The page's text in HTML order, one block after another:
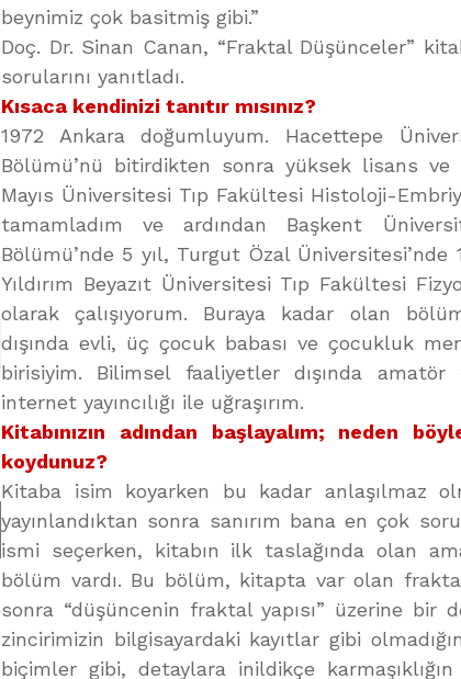
beynimiz çok basitmiş gibi.”
Doç. Dr. Sinan Canan, “Fraktal Düşünceler”
sorularını yanıtladı.
Kısaca kendinizi tanıtır mısınız?
1972 Ankara doğumluyum. Hacettepe
Bölümü’nü bitirdikten sonra yüksek lisans ve
Mayıs Üniversitesi Tıp Fakültesi Histoloji-
tamamladım ve ardından Başkent
Bölümü’nde 5 yıl, Turgut Özal Üniversitesi’nde
Yıldırım Beyazıt Üniversitesi Tıp Fakültesi
olarak çalışıyorum. Buraya kadar olan
dışında evli, üç çocuk babası ve çocukluk
birisiyim. Bilimsel faaliyetler dışında
internet yayıncılığı ile uğraşırım.
Kitabınızın adından başlayalım; neden
koydunuz?
Kitaba isim koyarken bu kadar anlaşılmaz
yayınlandıktan sonra sanırım bana en çok
ismi seçerken, kitabın ilk taslağında olan
bölüm vardı. Bu bölüm, kitapta var olan
sonra “düşüncenin fraktal yapısı” üzerine bir
zincirimizin bilgisayardaki kayıtlar gibi
biçimler gibi, detaylara inildikçe